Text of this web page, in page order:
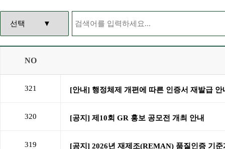
NO
321
320
319